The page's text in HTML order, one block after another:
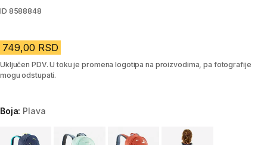
ID 8588848
749,00 RSD
Uključen PDV. U toku je promena logotipa na proizvodima, pa fotografije
mogu odstupati.
Boja: Plava
Choose a variant